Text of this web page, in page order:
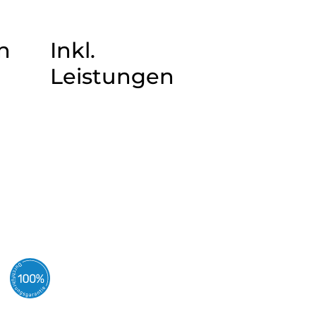
Inkl.
Leistungen